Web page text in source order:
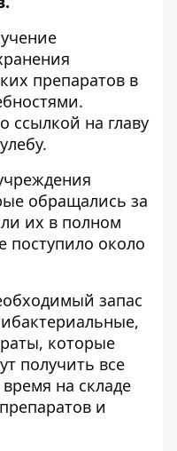
препаратов в
ссылкой на главу
обращались за
их в полном
около
запас
которые
получить все
на складе
и